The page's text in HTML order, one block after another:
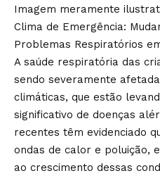
Imagem meramente
Clima de Emergência:
Problemas Respiratórios
A saúde respiratória das
sendo severamente
climáticas, que estão
significativo de doenças
recentes têm evidenciado
ondas de calor e poluição,
ao crescimento dessas